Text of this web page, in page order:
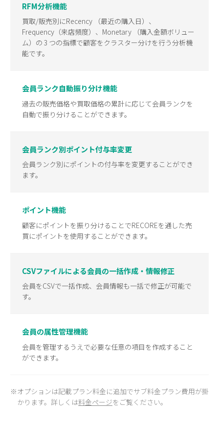
RFM分析機能
買取/販売別にRecency （最近の購入日）、
Frequency（来店頻度）、Monetary （購入金額ボリュー
ム）の 3 つの指標で顧客をクラスター分けを行う分析機
能です。
会員ランク自動振り分け機能
過去の販売価格や買取価格の累計に応じて会員ランクを
自動で振り分けることができます。
会員ランク別ポイント付与率変更
会員ランク別にポイントの付与率を変更することができ
ます。
ポイント機能
顧客にポイントを振り分けることでRECOREを通した売
買にポイントを使用することができます。
CSVファイルによる会員の一括作成・情報修正
会員をCSVで一括作成、会員情報も一括で修正が可能で
す。
会員の属性管理機能
会員を管理するうえで必要な任意の項目を作成すること
ができます。
※オプションは記載プラン料金に追加でサブ料金プラン費用が掛
かります。詳しくは料金ページをご覧ください。
forRetail小売業の方向けサービス
資料ダウンロードの一覧へ
forReuse中古買取業者向けサービス
資料ダウンロードの一覧へ
forRetail小売業の方向けサービス
お問い合わせフォームへ
forReuse中古買取業者向けサービス
お問い合わせフォームへ